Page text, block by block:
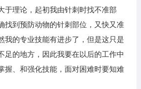
于理论，起初我由针刺时找不准部
找到预防动物的针刺部位，又快又准
我的专业技能有进步了，但是这只是
足的地方，因此我要在以后的工作中
握、和强化技能，面对困难时要知难